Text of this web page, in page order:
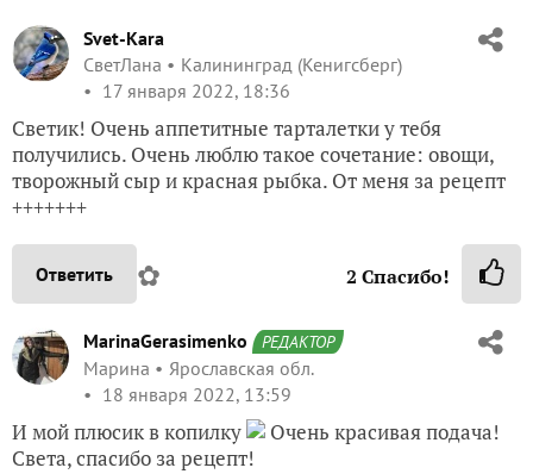
Svet-Kara
СветЛана
Калининград (Кенигсберг)
17 января 2022, 18:36
Светик! Очень аппетитные тарталетки у тебя
получились. Очень люблю такое сочетание: овощи,
творожный сыр и красная рыбка. От меня за рецепт
+++++++
Ответить ✿ 2 Спасибо!
MarinaGerasimenko РЕДАКТОР
Марина
Ярославская обл.
18 января 2022, 13:59
И мой плюсик в копилку
Очень красивая подача!
Света, спасибо за рецепт!